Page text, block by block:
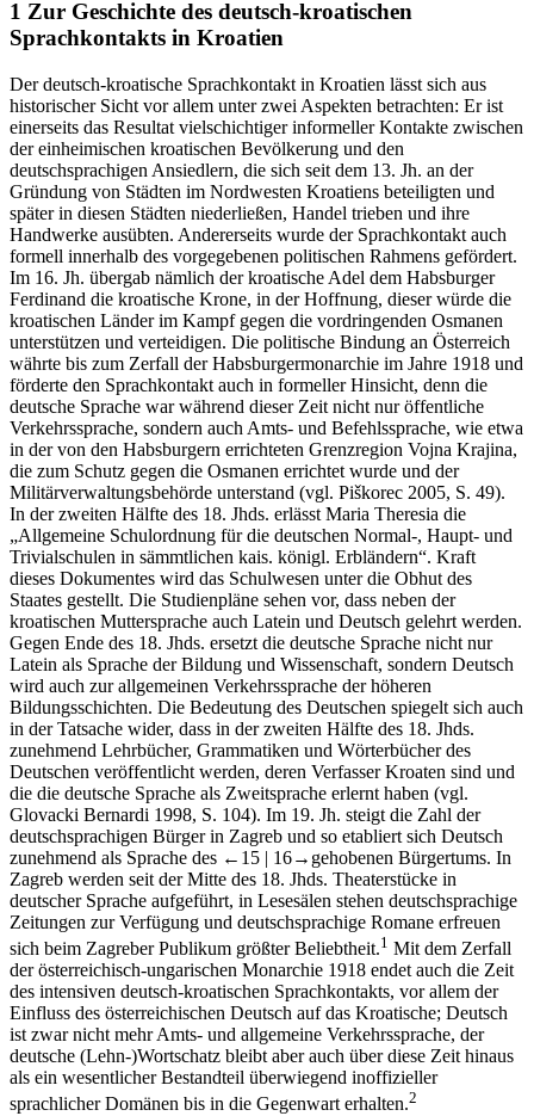
1 Zur Geschichte des deutsch-kroatischen
Sprachkontakts in Kroatien
Der deutsch-kroatische Sprachkontakt in Kroatien lässt sich aus
historischer Sicht vor allem unter zwei Aspekten betrachten: Er ist
einerseits das Resultat vielschichtiger informeller Kontakte zwischen
der einheimischen kroatischen Bevölkerung und den
deutschsprachigen Ansiedlern, die sich seit dem 13. Jh. an der
Gründung von Städten im Nordwesten Kroatiens beteiligten und
später in diesen Städten niederließen, Handel trieben und ihre
Handwerke ausübten. Andererseits wurde der Sprachkontakt auch
formell innerhalb des vorgegebenen politischen Rahmens gefördert.
Im 16. Jh. übergab nämlich der kroatische Adel dem Habsburger
Ferdinand die kroatische Krone, in der Hoffnung, dieser würde die
kroatischen Länder im Kampf gegen die vordringenden Osmanen
unterstützen und verteidigen. Die politische Bindung an Österreich
währte bis zum Zerfall der Habsburgermonarchie im Jahre 1918 und
förderte den Sprachkontakt auch in formeller Hinsicht, denn die
deutsche Sprache war während dieser Zeit nicht nur öffentliche
Verkehrssprache, sondern auch Amts- und Befehlssprache, wie etwa
in der von den Habsburgern errichteten Grenzregion Vojna Krajina,
die zum Schutz gegen die Osmanen errichtet wurde und der
Militärverwaltungsbehörde unterstand (vgl. Piškorec 2005, S. 49).
In der zweiten Hälfte des 18. Jhds. erlässt Maria Theresia die
„Allgemeine Schulordnung für die deutschen Normal-, Haupt- und
Trivialschulen in sämmtlichen kais. königl. Erbländern“. Kraft
dieses Dokumentes wird das Schulwesen unter die Obhut des
Staates gestellt. Die Studienpläne sehen vor, dass neben der
kroatischen Muttersprache auch Latein und Deutsch gelehrt werden.
Gegen Ende des 18. Jhds. ersetzt die deutsche Sprache nicht nur
Latein als Sprache der Bildung und Wissenschaft, sondern Deutsch
wird auch zur allgemeinen Verkehrssprache der höheren
Bildungsschichten. Die Bedeutung des Deutschen spiegelt sich auch
in der Tatsache wider, dass in der zweiten Hälfte des 18. Jhds.
zunehmend Lehrbücher, Grammatiken und Wörterbücher des
Deutschen veröffentlicht werden, deren Verfasser Kroaten sind und
die die deutsche Sprache als Zweitsprache erlernt haben (vgl.
Glovacki Bernardi 1998, S. 104). Im 19. Jh. steigt die Zahl der
deutschsprachigen Bürger in Zagreb und so etabliert sich Deutsch
zunehmend als Sprache des ←15 | 16→ gehobenen Bürgertums. In
Zagreb werden seit der Mitte des 18. Jhds. Theaterstücke in
deutscher Sprache aufgeführt, in Lesesälen stehen deutschsprachige
Zeitungen zur Verfügung und deutschsprachige Romane erfreuen
sich beim Zagreber Publikum größter Beliebtheit.1 Mit dem Zerfall
der österreichisch-ungarischen Monarchie 1918 endet auch die Zeit
des intensiven deutsch-kroatischen Sprachkontakts, vor allem der
Einfluss des österreichischen Deutsch auf das Kroatische; Deutsch
ist zwar nicht mehr Amts- und allgemeine Verkehrssprache, der
deutsche (Lehn-)Wortschatz bleibt aber auch über diese Zeit hinaus
als ein wesentlicher Bestandteil überwiegend inoffizieller
sprachlicher Domänen bis in die Gegenwart erhalten.2